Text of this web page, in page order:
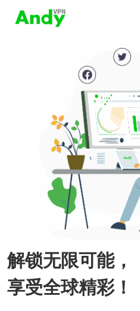
解锁无限可能，
享受全球精彩！